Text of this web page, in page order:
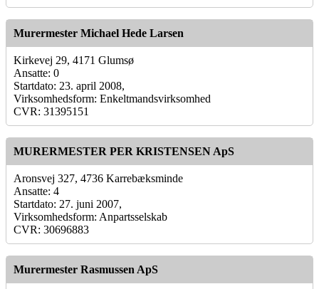
Murermester Michael Hede Larsen
Kirkevej 29, 4171 Glumsø
Ansatte: 0
Startdato: 23. april 2008,
Virksomhedsform: Enkeltmandsvirksomhed
CVR: 31395151
MURERMESTER PER KRISTENSEN ApS
Aronsvej 327, 4736 Karrebæksminde
Ansatte: 4
Startdato: 27. juni 2007,
Virksomhedsform: Anpartsselskab
CVR: 30696883
Murermester Rasmussen ApS